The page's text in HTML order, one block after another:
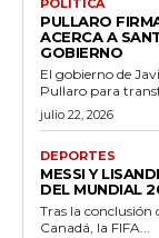
POLÍTICA
PULLARO
ACERCA A
GOBIERNO
El gobierno de
Pullaro para
julio 22, 2026
DEPORTES
MESSI Y
DEL MUNDIAL
Tras la conclusión
Canadá, la FIFA...